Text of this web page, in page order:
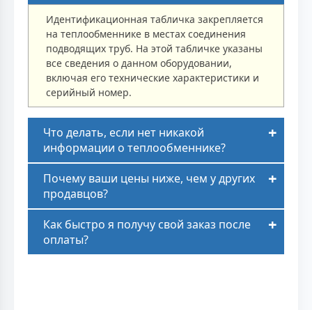
Идентификационная табличка закрепляется
на теплообменнике в местах соединения
подводящих труб. На этой табличке указаны
все сведения о данном оборудовании,
включая его технические характеристики и
серийный номер.
Что делать, если нет никакой
информации о теплообменнике?
Почему ваши цены ниже, чем у других
продавцов?
Как быстро я получу свой заказ после
оплаты?